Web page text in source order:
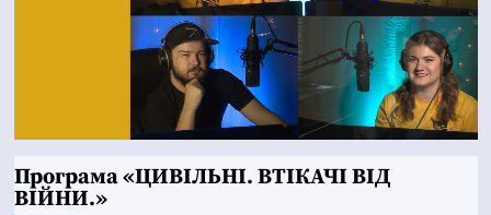
Програма «ЦИВІЛЬНІ. ВТІКАЧІ ВІД
ВІЙНИ.»